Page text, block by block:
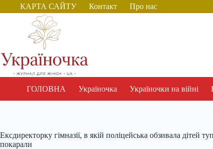
Перейти
до
КАРТА САЙТУ Контакт Про нас
ГОЛОВНА Україночка Україночки на війні
Ексдиректорку гімназії, в якій поліцейська обзивала дітей
покарали